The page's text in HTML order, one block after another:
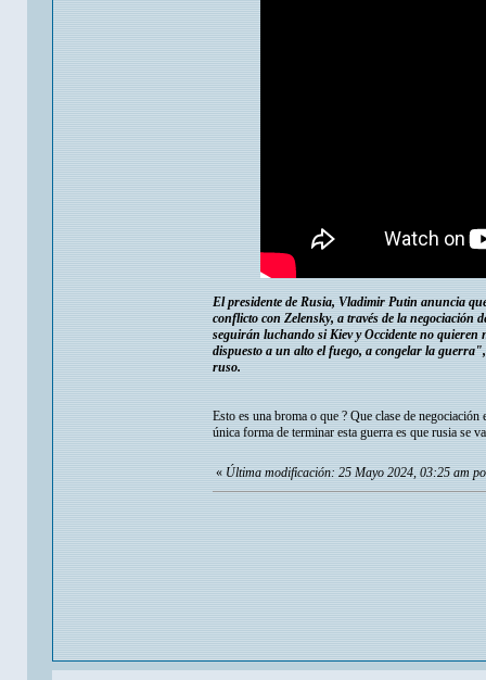
El presidente de Rusia, Vladimir Putin anuncia
conflicto con Zelensky, a través de la negociación
seguirán luchando si Kiev y Occidente no quieren
dispuesto a un alto el fuego, a congelar la
ruso.
Esto es una broma o que ? Que clase de
única forma de terminar esta guerra es que rusia se
« Última modificación: 25 Mayo 2024, 03:25 am